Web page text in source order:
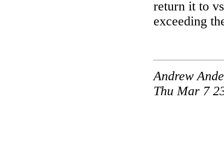
return it to
exceeding
Andrew
Thu Mar 7